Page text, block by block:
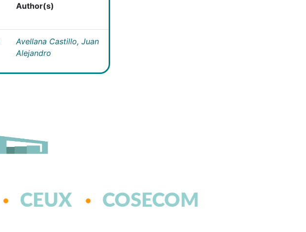
Author(s)
Avellana Castillo, Juan
Alejandro
CEUX COSECOM